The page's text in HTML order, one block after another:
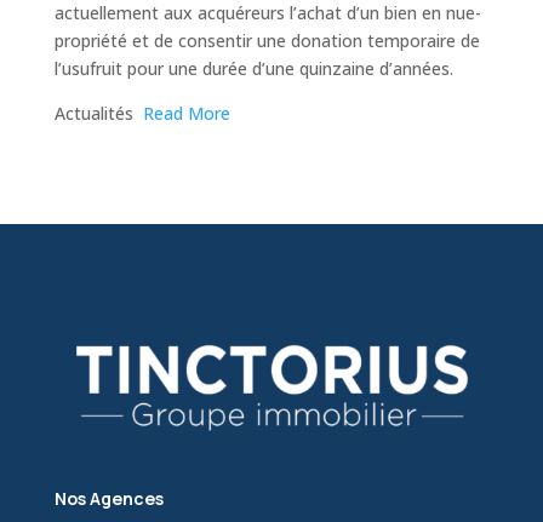
actuellement aux acquéreurs l’achat d’un bien en nue-
propriété et de consentir une donation temporaire de
l’usufruit pour une durée d’une quinzaine d’années.
​Actualités Read More
Nos Agences